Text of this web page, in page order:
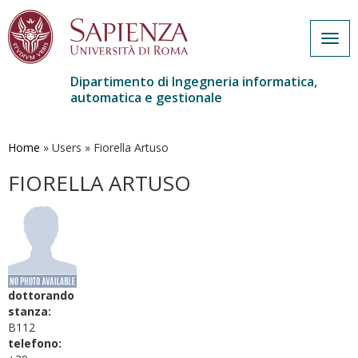
contenuto
Dipartimento di Ingegneria informatica,
automatica e gestionale
Home » Users » Fiorella Artuso
FIORELLA ARTUSO
dottorando
stanza:
B112
telefono: